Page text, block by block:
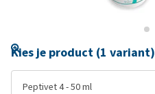
Kies je product (1 variant)
Peptivet 4 - 50 ml